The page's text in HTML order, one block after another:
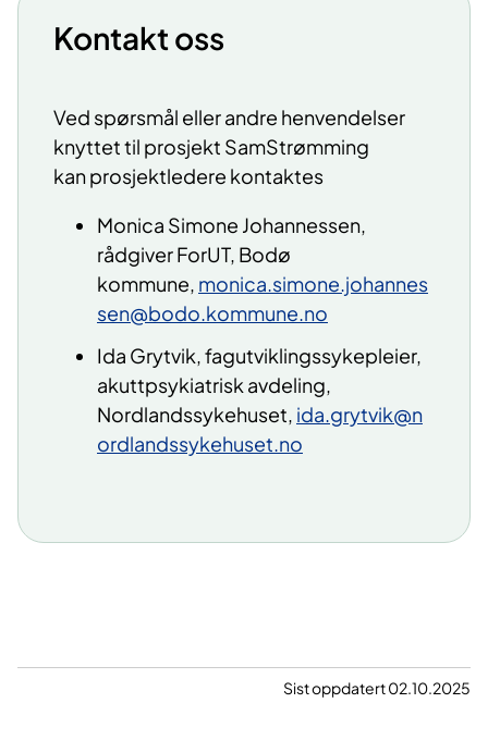
Kontakt oss
Ved spørsmål eller andre henvendelser
knyttet til prosjekt SamStrømming
kan prosjektledere kontaktes
Monica Simone Johannessen,
rådgiver ForUT, Bodø
kommune, monica.simone.johannes
sen@bodo.kommune.no
Ida Grytvik, fagutviklingssykepleier,
akuttpsykiatrisk avdeling,
Nordlandssykehuset, ida.grytvik@n
ordlandssykehuset.no
Sist oppdatert 02.10.2025